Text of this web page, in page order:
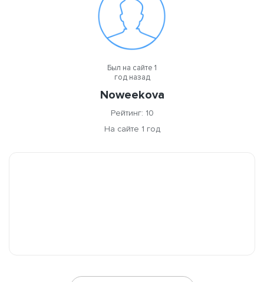
Был на сайте 1
год назад
Noweekova
Рейтинг: 10
На сайте 1 год